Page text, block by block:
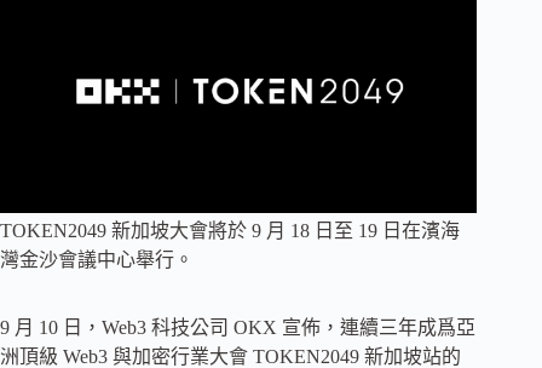
TOKEN2049 新加坡大會將於 9 月 18 日至 19 日在濱海
灣金沙會議中心舉行。
9 月 10 日，Web3 科技公司 OKX 宣佈，連續三年成爲亞
洲頂級 Web3 與加密行業大會 TOKEN2049 新加坡站的